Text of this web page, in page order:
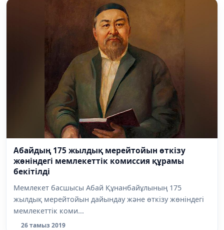
Абайдың 175 жылдық мерейтойын өткізу
жөніндегі мемлекеттік комиссия құрамы
бекітілді
Мемлекет басшысы Абай Құнанбайұлының 175
жылдық мерейтойын дайындау және өткізу жөніндегі
мемлекеттік коми...
26 тамыз 2019